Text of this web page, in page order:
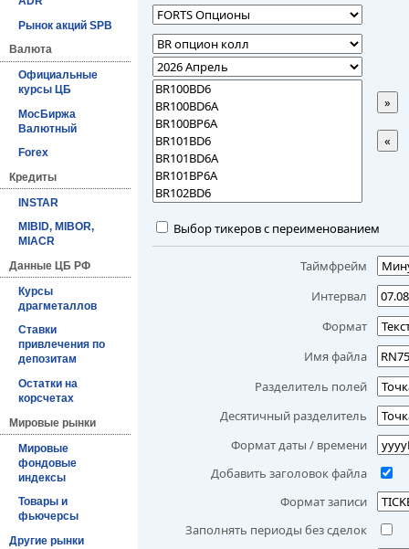
Рынок акций SPB
Валюта
Официальные
курсы ЦБ
МосБиржа
Валютный
Forex
Кредиты
INSTAR
MIBID, MIBOR,
MIACR
Данные ЦБ РФ
Курсы
драгметаллов
Ставки
привлечения по
депозитам
Остатки на
корсчетах
Мировые рынки
Мировые
фондовые
индексы
Товары и
фьючерсы
Другие рынки
»
«
Выбор тикеров с переименованием
Таймфрейм
Интервал
Формат
Имя файла
Разделитель полей
Десятичный разделитель
Формат даты / времени
Добавить заголовок файла
Формат записи
Заполнять периоды без сделок